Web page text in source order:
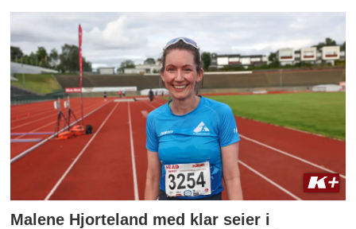
Malene Hjorteland med klar seier i